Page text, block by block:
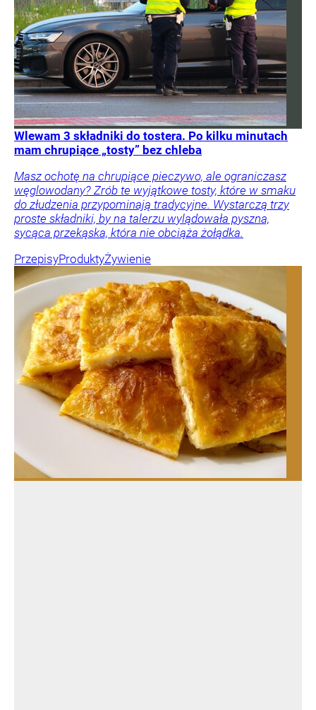
Wlewam 3 składniki do tostera. Po kilku minutach
mam chrupiące „tosty” bez chleba
Masz ochotę na chrupiące pieczywo, ale ograniczasz
węglowodany? Zrób te wyjątkowe tosty, które w smaku
do złudzenia przypominają tradycyjne. Wystarczą trzy
proste składniki, by na talerzu wylądowała pyszna,
sycąca przekąska, która nie obciąża żołądka.
PrzepisyProduktyŻywienie